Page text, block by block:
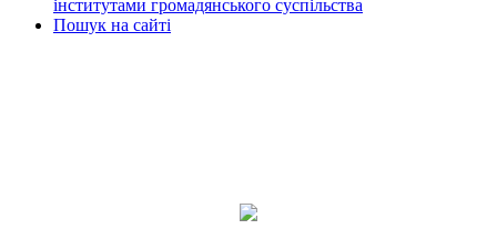
інститутами громадянського суспільства
Пошук на сайті